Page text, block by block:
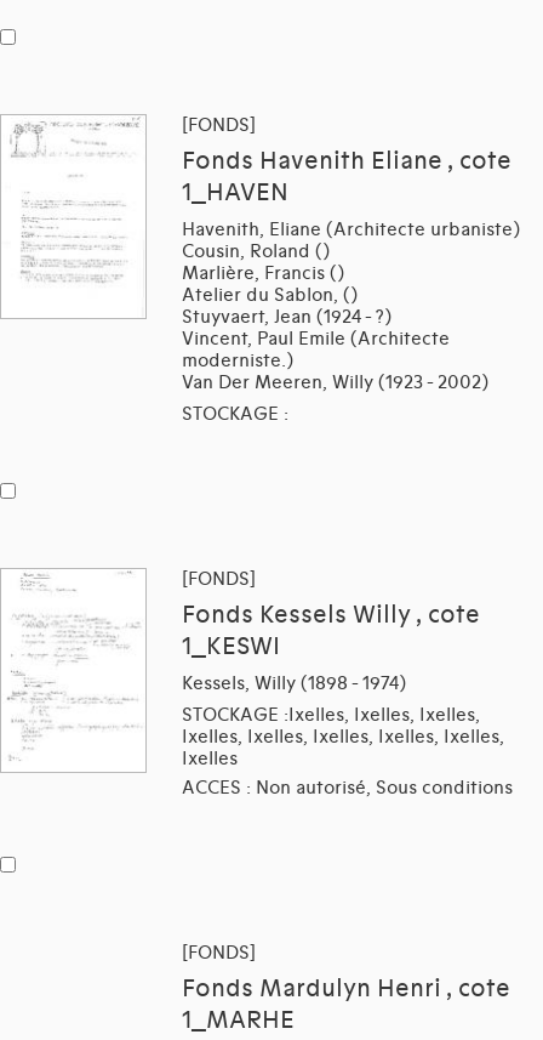
[FONDS]
Fonds Havenith Eliane , cote
1_HAVEN
Havenith, Eliane (Architecte urbaniste)
Cousin, Roland ()
Marlière, Francis ()
Atelier du Sablon, ()
Stuyvaert, Jean (1924 - ?)
Vincent, Paul Emile (Architecte
moderniste.)
Van Der Meeren, Willy (1923 - 2002)
STOCKAGE :
[FONDS]
Fonds Kessels Willy , cote
1_KESWI
Kessels, Willy (1898 - 1974)
STOCKAGE :Ixelles, Ixelles, Ixelles,
Ixelles, Ixelles, Ixelles, Ixelles, Ixelles,
Ixelles
ACCES : Non autorisé, Sous conditions
[FONDS]
Fonds Mardulyn Henri , cote
1_MARHE